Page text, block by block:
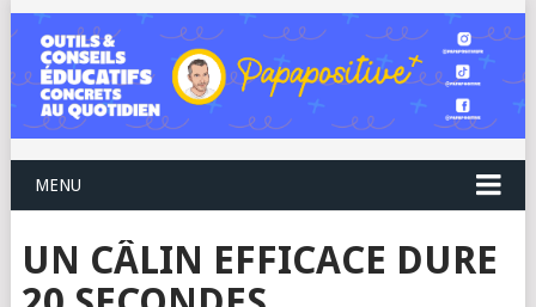
MENU
UN CÂLIN EFFICACE DURE